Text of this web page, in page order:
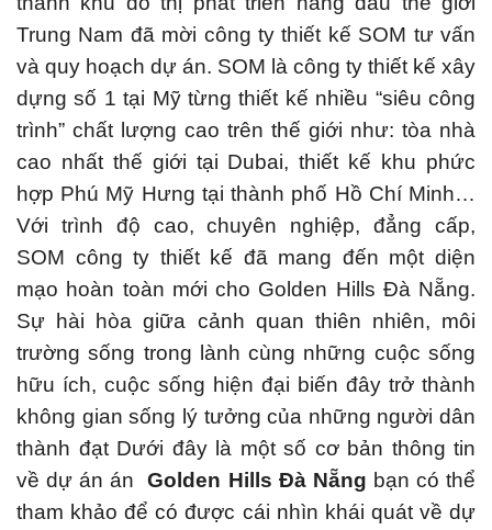
Trung Nam đã mời công ty thiết kế SOM tư vấn
và quy hoạch dự án. SOM là công ty thiết kế xây
dựng số 1 tại Mỹ từng thiết kế nhiều “siêu công
trình” chất lượng cao trên thế giới như: tòa nhà
cao nhất thế giới tại Dubai, thiết kế khu phức
hợp Phú Mỹ Hưng tại thành phố Hồ Chí Minh…
Với trình độ cao, chuyên nghiệp, đẳng cấp,
SOM công ty thiết kế đã mang đến một diện
mạo hoàn toàn mới cho Golden Hills Đà Nẵng.
Sự hài hòa giữa cảnh quan thiên nhiên, môi
trường sống trong lành cùng những cuộc sống
hữu ích, cuộc sống hiện đại biến đây trở thành
không gian sống lý tưởng của những người dân
thành đạt Dưới đây là một số cơ bản thông tin
về dự án ánGolden Hills Đà Nẵng bạn có thể
tham khảo để có được cái nhìn khái quát về dự